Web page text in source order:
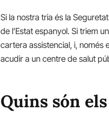
Si la nostra tria és la
de l’Estat espanyol. Si triem
cartera assistencial, i, només
acudir a un centre de salut
Quins són